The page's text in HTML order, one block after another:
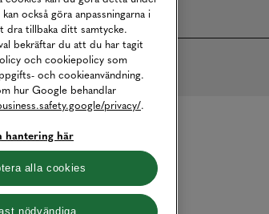
också göra anpassningarna i
dra tillbaka ditt samtycke.
bekräftar du att du har tagit
och cookiepolicy som
och cookieanvändning.
hur Google behandlar
privacy/.
hantering här
alla cookies
nödvändiga